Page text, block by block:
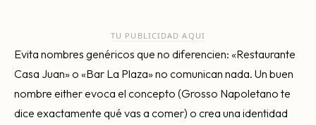
TU PUBLICIDAD AQUI
Evita nombres genéricos que no diferencien: «Restaurante
Casa Juan» o «Bar La Plaza» no comunican nada. Un buen
nombre either evoca el concepto (Grosso Napoletano te
dice exactamente qué vas a comer) o crea una identidad